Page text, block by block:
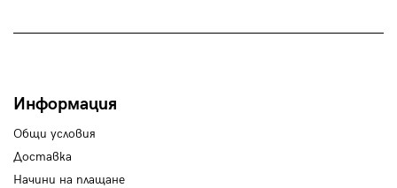
Информация
Общи условия
Доставка
Начини на плащане